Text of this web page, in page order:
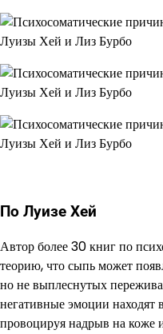
По Луизе Хей
Автор более 30 книг по
теорию, что сыпь может
но не выплеснутых
негативные эмоции находят
провоцируя надрыв на коже